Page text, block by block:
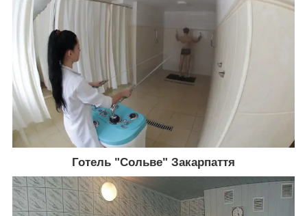
Готель "Сольве" Закарпаття